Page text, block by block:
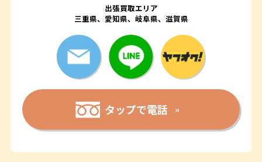
出張買取エリア
三重県、愛知県、岐阜県、滋賀県
タップで電話